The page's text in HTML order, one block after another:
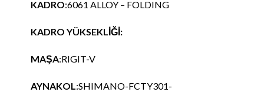
KADRO:6061 ALLOY – FOLDING
KADRO YÜKSEKLİĞİ:
MAŞA:RIGIT-V
AYNAKOL:SHIMANO-FCTY301-